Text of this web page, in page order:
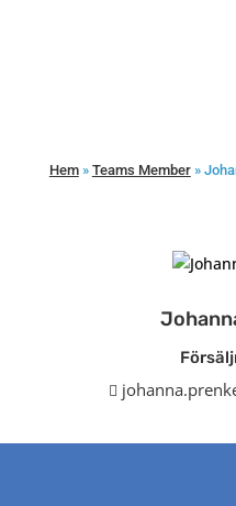
Hem» Teams Member»